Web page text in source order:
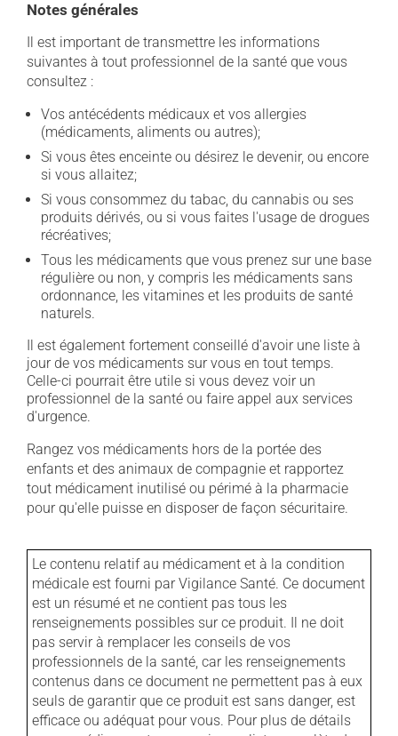
Notes générales
Il est important de transmettre les informations
suivantes à tout professionnel de la santé que vous
consultez :
Vos antécédents médicaux et vos allergies
(médicaments, aliments ou autres);
Si vous êtes enceinte ou désirez le devenir, ou encore
si vous allaitez;
Si vous consommez du tabac, du cannabis ou ses
produits dérivés, ou si vous faites l'usage de drogues
récréatives;
Tous les médicaments que vous prenez sur une base
régulière ou non, y compris les médicaments sans
ordonnance, les vitamines et les produits de santé
naturels.
Il est également fortement conseillé d'avoir une liste à
jour de vos médicaments sur vous en tout temps.
Celle-ci pourrait être utile si vous devez voir un
professionnel de la santé ou faire appel aux services
d'urgence.
Rangez vos médicaments hors de la portée des
enfants et des animaux de compagnie et rapportez
tout médicament inutilisé ou périmé à la pharmacie
pour qu'elle puisse en disposer de façon sécuritaire.
Le contenu relatif au médicament et à la condition
médicale est fourni par Vigilance Santé. Ce document
est un résumé et ne contient pas tous les
renseignements possibles sur ce produit. Il ne doit
pas servir à remplacer les conseils de vos
professionnels de la santé, car les renseignements
contenus dans ce document ne permettent pas à eux
seuls de garantir que ce produit est sans danger, est
efficace ou adéquat pour vous. Pour plus de détails